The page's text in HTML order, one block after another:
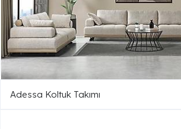
Adessa Koltuk Takımı